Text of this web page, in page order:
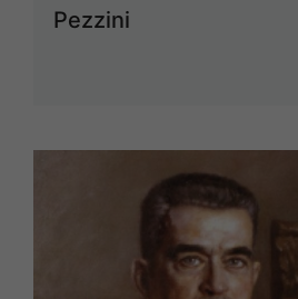
Pezzini